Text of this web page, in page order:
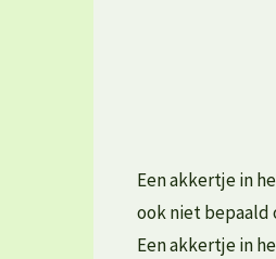
Een akkertje in
ook niet bepaald
Een akkertje in